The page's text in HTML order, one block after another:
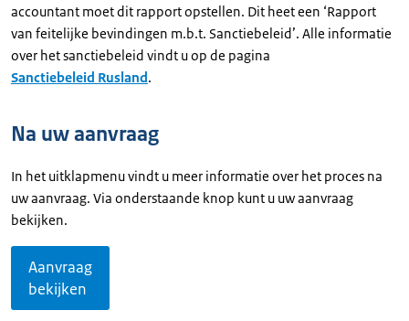
accountant moet dit rapport opstellen. Dit heet een ‘Rapport
van feitelijke bevindingen m.b.t. Sanctiebeleid’. Alle informatie
over het sanctiebeleid vindt u op de pagina
Sanctiebeleid Rusland .
Na uw aanvraag
In het uitklapmenu vindt u meer informatie over het proces na
uw aanvraag. Via onderstaande knop kunt u uw aanvraag
bekijken.
Aanvraag
bekijken